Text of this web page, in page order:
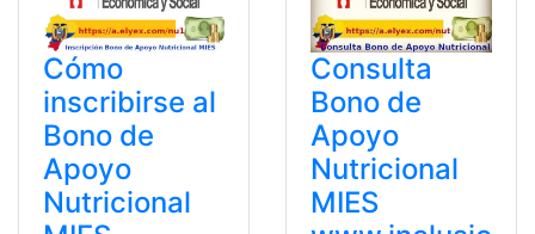
Cómo
inscribirse al
Bono de
Apoyo
Nutricional
Consulta
Bono de
Apoyo
Nutricional
MIES